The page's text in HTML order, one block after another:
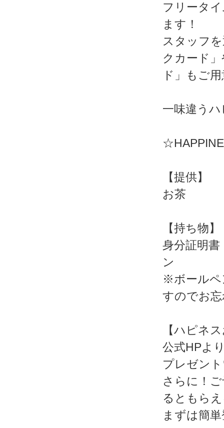
フリータ
ます！
スタッフ
クカード
ド」もご
一味違う
【提供】
お茶
【持ち物】
身分証明
ン
※ボールペ
すのでお
【ハピネ
公式HPよ
プレゼン
さらに！
るともら
まずは簡